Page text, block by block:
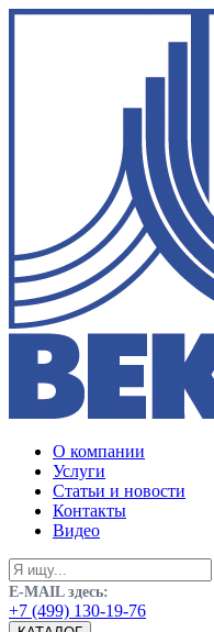
О компании
Услуги
Статьи и новости
Контакты
Видео
E-MAIL здесь:
+7 (499) 130-19-76